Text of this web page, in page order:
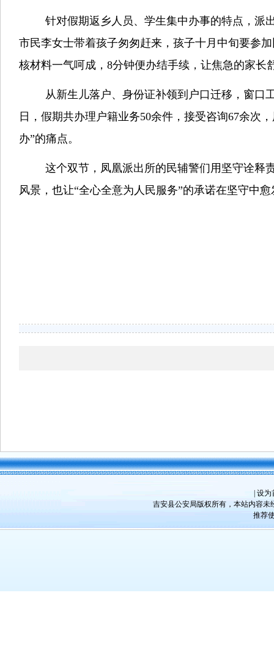
针对假期返乡人员、学生集中办事的特点，派
市民李女士带着孩子匆匆赶来，孩子十月中旬要参
核材料一气呵成，8分钟便办结手续，让焦急的家长
从新生儿落户、身份证补领到户口迁移，窗口
日，假期共办理户籍业务50余件，接受咨询67余次
办”的痛点。
这个双节，凤凰派出所的民辅警们用坚守诠释
风景，也让“全心全意为人民服务”的承诺在坚守中
设为
吉安县公安局版权所有，本站内容未
推荐